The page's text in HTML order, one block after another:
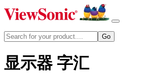
显示器 字汇